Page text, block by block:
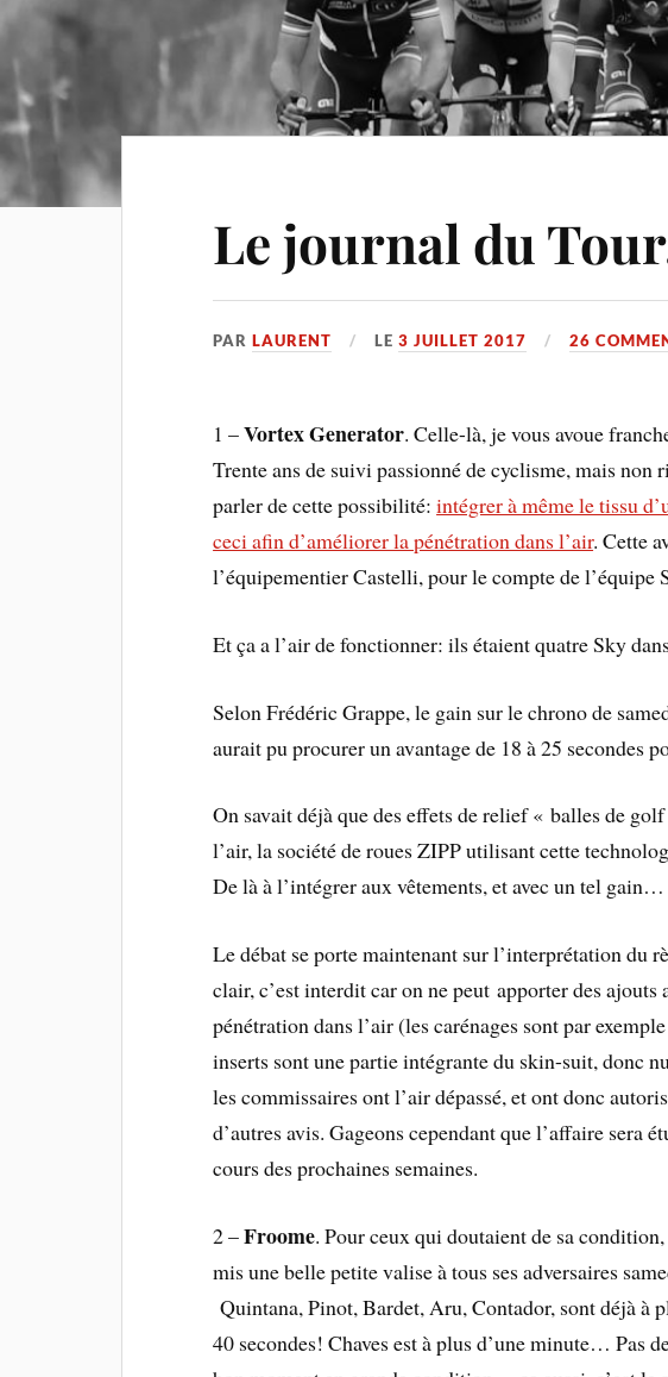
Le journal du
PARLAURENT LE3 JUILLET 2017 26
1 –Vortex Generator. Celle-là, je vous avoue
Trente ans de suivi passionné de cyclisme, mais non
parler de cette possibilité:intégrer à même le tissu
ceci afin d’améliorer la pénétration dans l’air. Cette
l’équipementier Castelli, pour le compte de l’équipe
Et ça a l’air de fonctionner: ils étaient quatre Sky
Selon Frédéric Grappe, le gain sur le chrono de
aurait pu procurer un avantage de 18 à 25 secondes
On savait déjà que des effets de relief « balles de
l’air, la société de roues ZIPP utilisant cette
De là à l’intégrer aux vêtements, et avec un tel gain…
Le débat se porte maintenant sur l’interprétation du
clair, c’est interdit car on ne peut apporter des
pénétration dans l’air (les carénages sont par
inserts sont une partie intégrante du skin-suit, donc
les commissaires ont l’air dépassé, et ont donc
d’autres avis. Gageons cependant que l’affaire sera
cours des prochaines semaines.
2 –Froome. Pour ceux qui doutaient de sa
mis une belle petite valise à tous ses adversaires
Quintana, Pinot, Bardet, Aru, Contador, sont déjà à
40 secondes! Chaves est à plus d’une minute… Pas